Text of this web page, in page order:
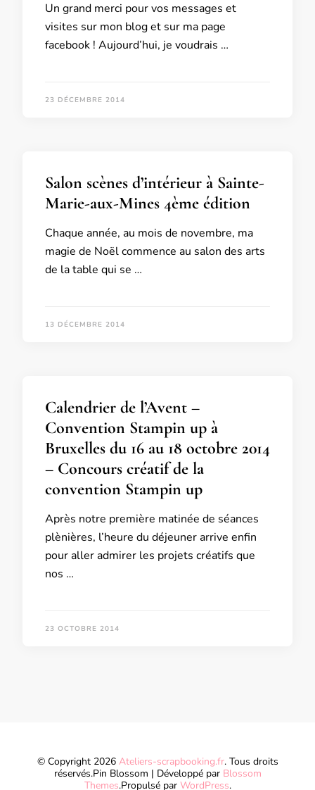
Un grand merci pour vos messages et
visites sur mon blog et sur ma page
facebook ! Aujourd’hui, je voudrais …
23 DÉCEMBRE 2014
Salon scènes d’intérieur à Sainte-
Marie-aux-Mines 4ème édition
Chaque année, au mois de novembre, ma
magie de Noël commence au salon des arts
de la table qui se …
13 DÉCEMBRE 2014
Calendrier de l’Avent –
Convention Stampin up à
Bruxelles du 16 au 18 octobre 2014
– Concours créatif de la
convention Stampin up
Après notre première matinée de séances
plènières, l’heure du déjeuner arrive enfin
pour aller admirer les projets créatifs que
nos …
23 OCTOBRE 2014
© Copyright 2026 Ateliers-scrapbooking.fr. Tous droits
réservés.Pin Blossom | Développé par Blossom
Themes.Propulsé par WordPress.